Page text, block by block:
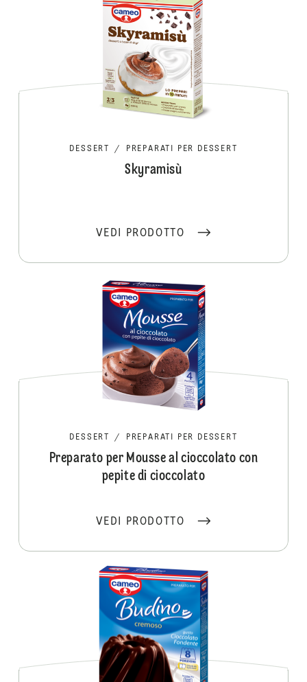
DESSERT / PREPARATI PER DESSERT
Skyramisù
VEDI PRODOTTO
DESSERT / PREPARATI PER DESSERT
Preparato per Mousse al cioccolato con
pepite di cioccolato
VEDI PRODOTTO